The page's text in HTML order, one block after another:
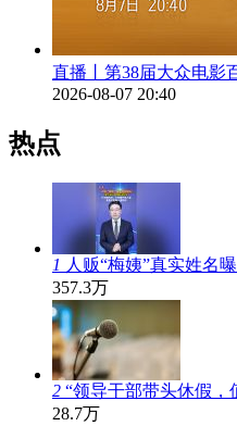
直播丨第38届大众电影
2026-08-07 20:40
热点
1 人贩“梅姨”真实姓名
357.3万
2 “领导干部带头休假，
28.7万